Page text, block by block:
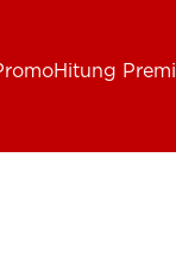
Hitung Premi